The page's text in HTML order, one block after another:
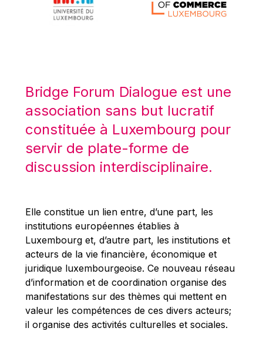
Máire Geoghegan-Quinn
Mario Centeno
Mario Monti
Maroš ŠEFČOVIČ
Martin Bailey
Martine Reicherts
Michael Sohlman
Michel Goedert
Mireille Delmas-Marty
Nobuo Tanaka
Otmar Issing
Paolo Mengozzi
Paschal Donohoe
Bridge Forum Dialogue est une
association sans but lucratif
constituée à Luxembourg pour
servir de plate-forme de
discussion interdisciplinaire.
Elle constitue un lien entre, d’une part, les
institutions européennes établies à
Luxembourg et, d’autre part, les institutions et
acteurs de la vie financière, économique et
juridique luxembourgeoise. Ce nouveau réseau
d’information et de coordination organise des
manifestations sur des thèmes qui mettent en
valeur les compétences de ces divers acteurs;
il organise des activités culturelles et sociales.